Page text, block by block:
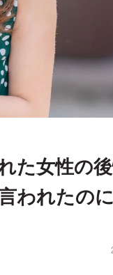
た女性の
われたの